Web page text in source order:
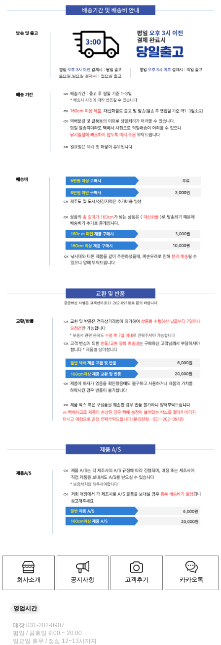
회사소개 공지사항 고객후기 카카오톡
영업시간
매장 031-202-0907
평일 / 공휴일 9:00 ~ 20:00
일요일 휴무 / 점심 12~13시까지